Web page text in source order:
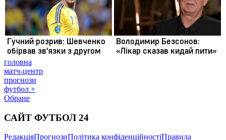
головна
матч-центр
прогнози
футбол +
Обране
САЙТ ФУТБОЛ 24
РедакціяПрогнозиПолітика конфіденційностіПравила